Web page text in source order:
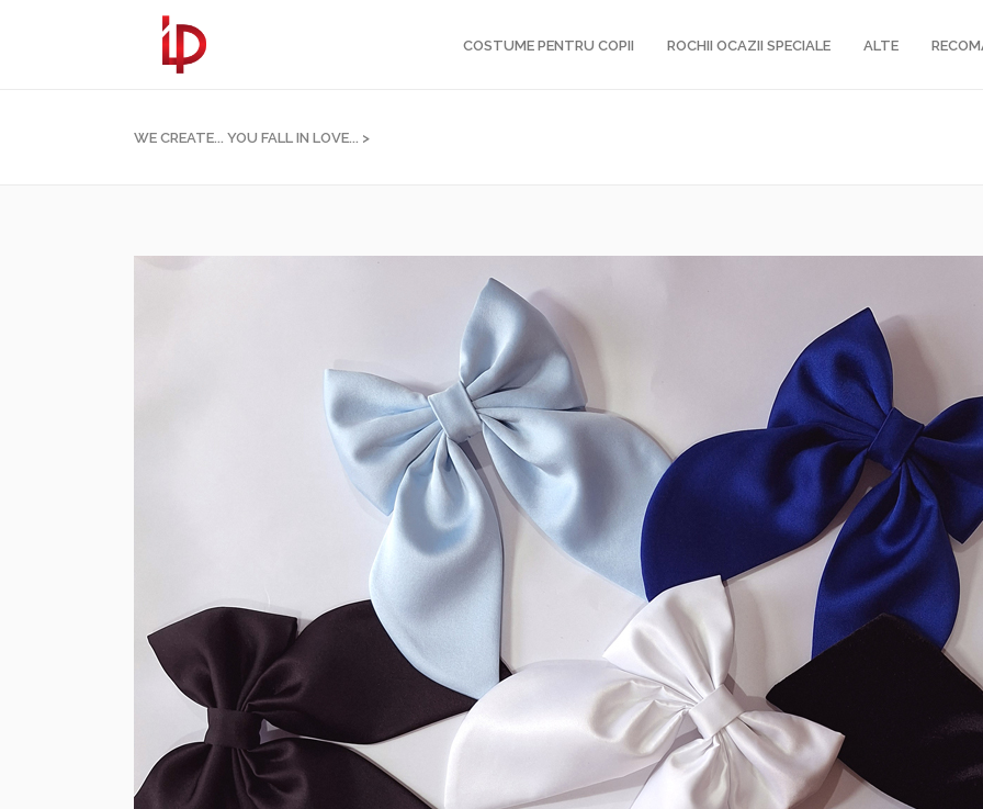
COSTUME PENTRU COPII ROCHII OCAZII SPECIALE ALTE
WE CREATE... YOU FALL IN LOVE... >